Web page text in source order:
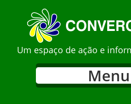
Um espaço de ação e
Menu